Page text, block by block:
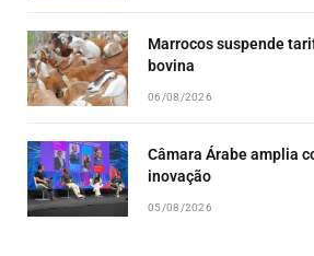
Marrocos suspende
bovina
06/08/2026
Câmara Árabe amplia
inovação
05/08/2026